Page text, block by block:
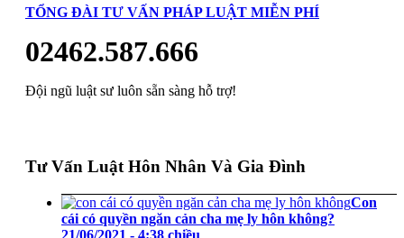
TỔNG ĐÀI TƯ VẤN PHÁP LUẬT MIỄN PHÍ
02462.587.666
Đội ngũ luật sư luôn sẵn sàng hỗ trợ!
Tư Vấn Luật Hôn Nhân Và Gia Đình
Con
cái có quyền ngăn cản cha mẹ ly hôn không?